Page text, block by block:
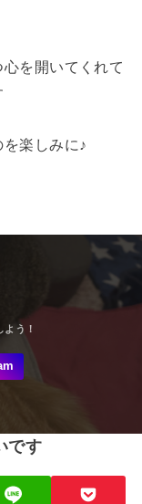
を開いてくれて
楽しみに♪
です